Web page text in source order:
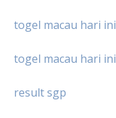
togel macau hari ini
togel macau hari ini
result sgp